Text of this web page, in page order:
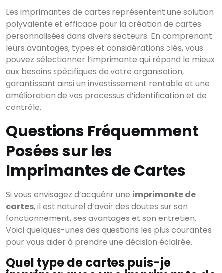
Voir tous les
résultats
Les imprimantes de cartes représentent une solution
polyvalente et efficace pour la création de cartes
personnalisées dans divers secteurs. En comprenant
leurs avantages, types et considérations clés, vous
pouvez sélectionner l’imprimante qui répond le mieux
aux besoins spécifiques de votre organisation,
garantissant ainsi un investissement rentable et une
amélioration de vos processus d’identification et de
contrôle.
Questions Fréquemment
Posées sur les
Imprimantes de Cartes
Si vous envisagez d’acquérir une imprimante de
cartes, il est naturel d’avoir des doutes sur son
fonctionnement, ses avantages et son entretien.
Voici quelques-unes des questions les plus courantes
pour vous aider à prendre une décision éclairée.
Quel type de cartes puis-je